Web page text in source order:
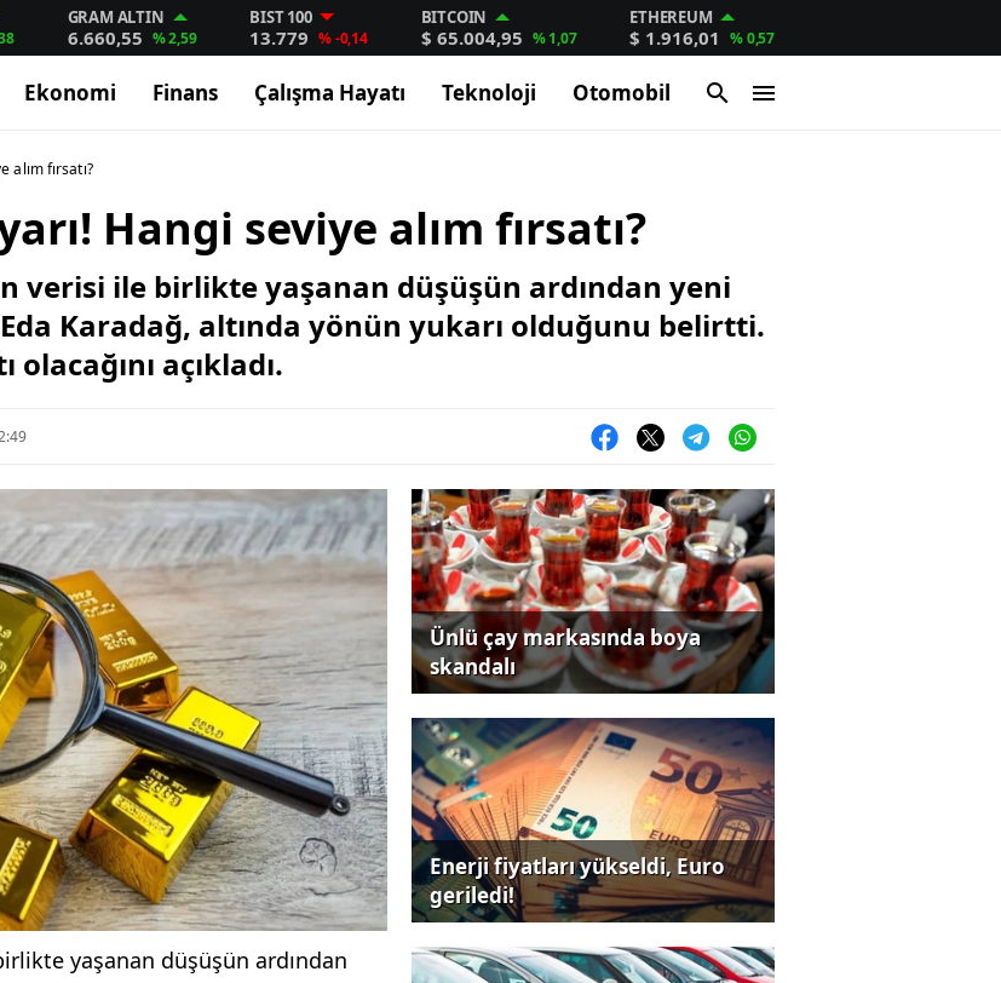
GRAM ALTIN
6.660,55 % 2,59
BIST 100
13.779 % -0,14
BITCOIN
$ 65.004,95 % 1,07
ETHEREUM
$ 1.916,01 % 0,57
Ekonomi Finans Çalışma Hayatı Teknoloji Otomobil
alım fırsatı?
Hangi seviye alım fırsatı?
verisi ile birlikte yaşanan düşüşün ardından yeni
Karadağ, altında yönün yukarı olduğunu belirtti.
açıkladı.
yaşanan düşüşün ardından
Ünlü çay markasında boya
skandalı
Enerji fiyatları yükseldi, Euro
geriledi!